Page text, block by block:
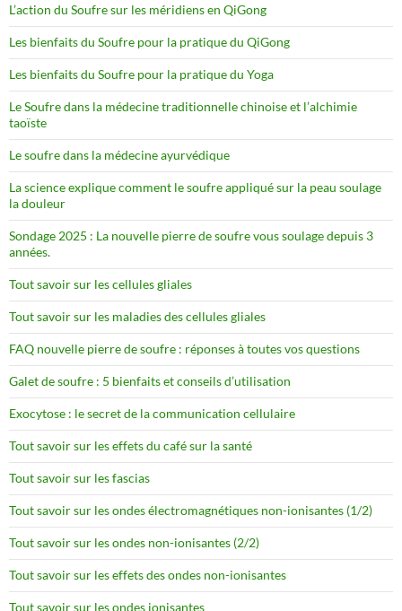
L’action du Soufre sur les méridiens en QiGong
Les bienfaits du Soufre pour la pratique du QiGong
Les bienfaits du Soufre pour la pratique du Yoga
Le Soufre dans la médecine traditionnelle chinoise et l’alchimie
taoïste
Le soufre dans la médecine ayurvédique
La science explique comment le soufre appliqué sur la peau soulage
la douleur
Sondage 2025 : La nouvelle pierre de soufre vous soulage depuis 3
années.
Tout savoir sur les cellules gliales
Tout savoir sur les maladies des cellules gliales
FAQ nouvelle pierre de soufre : réponses à toutes vos questions
Galet de soufre : 5 bienfaits et conseils d’utilisation
Exocytose : le secret de la communication cellulaire
Tout savoir sur les effets du café sur la santé
Tout savoir sur les fascias
Tout savoir sur les ondes électromagnétiques non-ionisantes (1/2)
Tout savoir sur les ondes non-ionisantes (2/2)
Tout savoir sur les effets des ondes non-ionisantes
Tout savoir sur les ondes ionisantes